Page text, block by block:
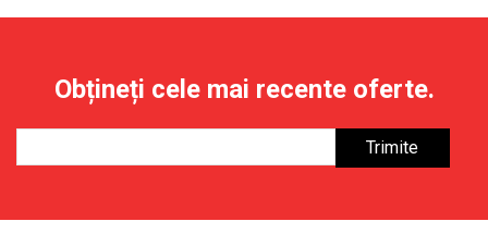
Grătar,
36cm
Masă
46L
cu
Compartiment
Obțineți cele mai recente oferte.